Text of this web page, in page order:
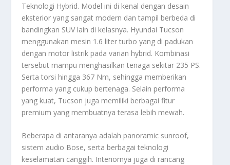
Teknologi Hybrid. Model ini di kenal dengan desain
eksterior yang sangat modern dan tampil berbeda di
bandingkan SUV lain di kelasnya. Hyundai Tucson
menggunakan mesin 1.6 liter turbo yang di padukan
dengan motor listrik pada varian hybrid. Kombinasi
tersebut mampu menghasilkan tenaga sekitar 235 PS.
Serta torsi hingga 367 Nm, sehingga memberikan
performa yang cukup bertenaga. Selain performa
yang kuat, Tucson juga memiliki berbagai fitur
premium yang membuatnya terasa lebih mewah.
Beberapa di antaranya adalah panoramic sunroof,
sistem audio Bose, serta berbagai teknologi
keselamatan canggih. Interiornya juga di rancang